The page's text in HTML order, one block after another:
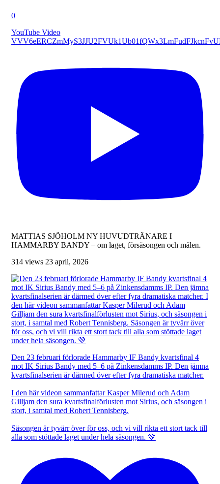
0
YouTube Video
MATTIAS SJÖHOLM NY HUVUDTRÄNARE I
HAMMARBY BANDY – om laget, försäsongen och målen.
314 views 23 april, 2026
Den 23 februari förlorade Hammarby IF Bandy kvartsfinal 4
mot IK Sirius Bandy med 5–6 på Zinkensdamms IP. Den jämna
kvartsfinalserien är därmed över efter fyra dramatiska matcher.
I den här videon sammanfattar Kasper Milerud och Adam
Gilljam den sura kvartsfinalförlusten mot Sirius, och säsongen i
stort, i samtal med Robert Tennisberg.
Säsongen är tyvärr över för oss, och vi vill rikta ett stort tack till
alla som stöttade laget under hela säsongen. 💚